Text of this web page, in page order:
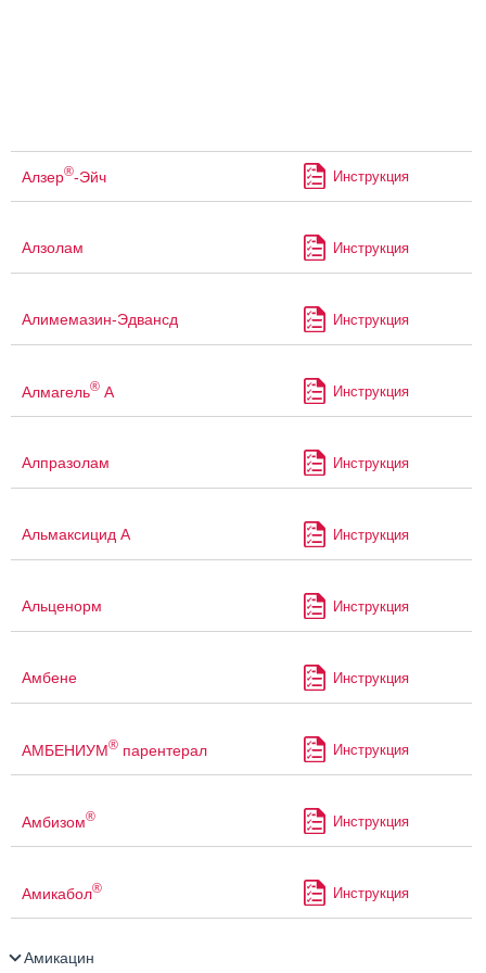
Алзер®-Эйч Инструкция
Алзолам Инструкция
Алимемазин-Эдвансд Инструкция
Алмагель® А Инструкция
Алпразолам Инструкция
Альмаксицид А Инструкция
Альценорм Инструкция
Амбене Инструкция
АМБЕНИУМ® парентерал Инструкция
Амбизом® Инструкция
Амикабол® Инструкция
Амикацин